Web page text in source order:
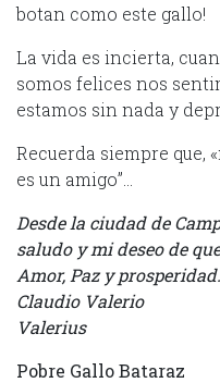
botan como este gallo!
La vida es incierta,
somos felices nos
estamos sin nada y
Recuerda siempre que,
es un amigo”…
Desde la ciudad de
saludo y mi deseo de
Amor, Paz y prosperidad.
Claudio Valerio
Valerius
Pobre Gallo Bataraz